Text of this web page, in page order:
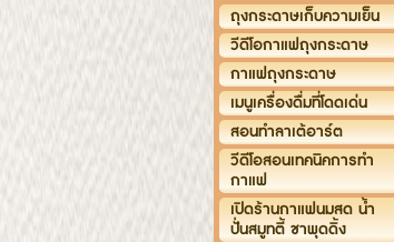
ถุงกระดาษเก็บความเย็น
วีดีโอกาแฟถุงกระดาษ
กาแฟถุงกระดาษ
เมนูเครื่องดื่มที่โดดเด่น
สอนทำลาเต้อาร์ต
วีดีโอสอนเทคนิคการทำ
กาแฟ
เปิดร้านกาแฟนมสด น้ำ
ปั่นสมูทตี้ ชาพุดดิ้ง